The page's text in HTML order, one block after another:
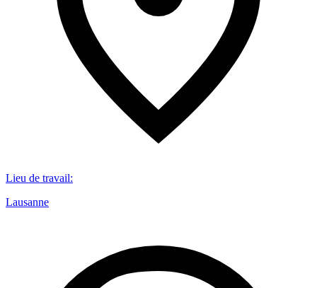
Lieu de travail:
Lausanne